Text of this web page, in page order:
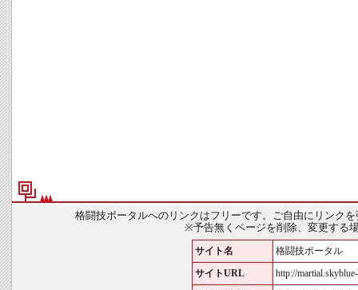
格闘技ポータルへのリンクはフリーです。ご自由にリンク
※予告無くページを削除、変更する
サイト名 格闘技ポータル
サイトURL http://